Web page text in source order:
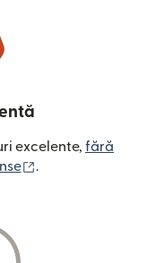
excelente, fără
.